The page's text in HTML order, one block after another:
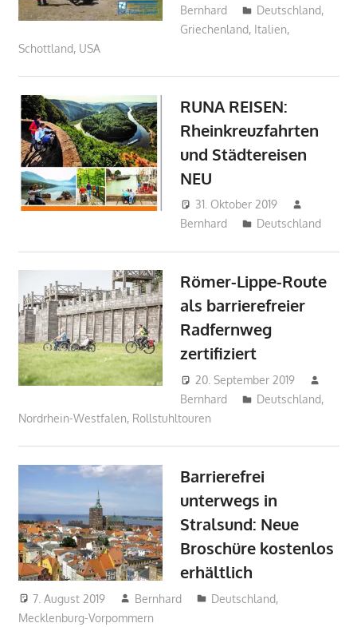
Bernhard
Deutschland,
Griechenland, Italien,
Schottland, USA
RUNA REISEN:
Rheinkreuzfahrten
und Städtereisen
NEU
31. Oktober 2019
Bernhard
Deutschland
Römer-Lippe-Route
als barrierefreier
Radfernweg
zertifiziert
20. September 2019
Bernhard
Deutschland,
Nordrhein-Westfalen, Rollstuhltouren
Barrierefrei
unterwegs in
Stralsund: Neue
Broschüre kostenlos
erhältlich
7. August 2019 Bernhard Deutschland,
Mecklenburg-Vorpommern